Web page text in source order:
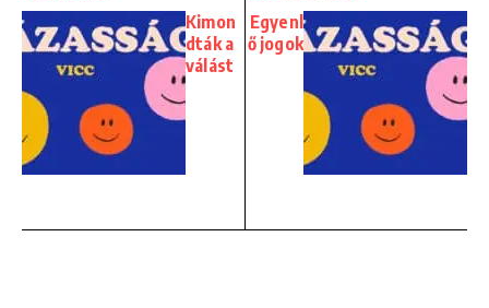
Kimon
dták a
válást
Egyenl
ő jogok